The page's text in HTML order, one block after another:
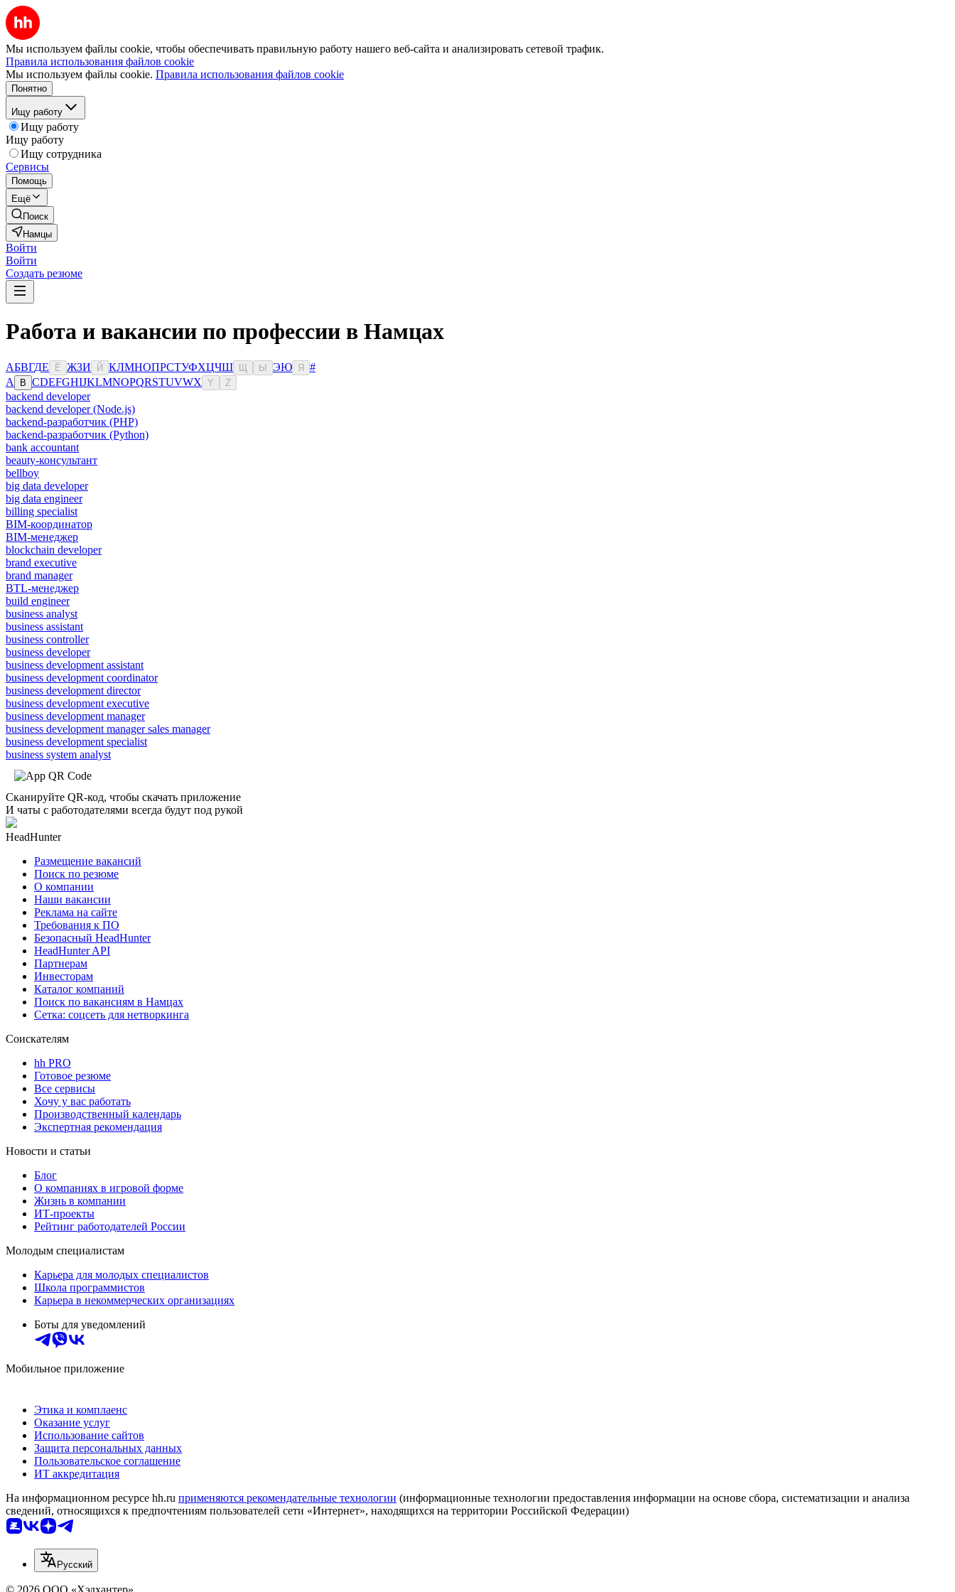
Мы используем файлы cookie, чтобы обеспечивать правильную работу нашего веб-сайта и анализировать сетевой трафик.
Правила использования файлов cookie
Мы используем файлы cookie. Правила использования файлов cookie
Понятно
Ищу работу
Ищу работу
Ищу работу
Ищу сотрудника
Сервисы
Помощь
Ещё
Поиск
Намцы
Войти
Войти
Создать резюме
Работа и вакансии по профессии в Намцах
АБВГДЕ Ё ЖЗИ Й КЛМНОПРСТУФХЦЧШ Ы ЭЮ Я
#
A
B CDEFGHIJKLMNOPQRSTUVWX Y Z
backend developer
backend developer (Node.js)
backend-разработчик (PHP)
backend-разработчик (Python)
bank accountant
beauty-консультант
bellboy
big data developer
big data engineer
billing specialist
BIM-координатор
BIM-менеджер
blockchain developer
brand executive
brand manager
BTL-менеджер
build engineer
business analyst
business assistant
business controller
business developer
business development assistant
business development coordinator
business development director
business development executive
business development manager
business development manager sales manager
business development specialist
business system analyst
Сканируйте QR-код, чтобы скачать приложение
И чаты с работодателями всегда будут под рукой
HeadHunter
Размещение вакансий
Поиск по резюме
О компании
Наши вакансии
Реклама на сайте
Требования к ПО
Безопасный HeadHunter
HeadHunter API
Партнерам
Инвесторам
Каталог компаний
Поиск по вакансиям в Намцах
Сетка: соцсеть для нетворкинга
Соискателям
hh PRO
Готовое резюме
Все сервисы
Хочу у вас работать
Производственный календарь
Экспертная рекомендация
Новости и статьи
Блог
О компаниях в игровой форме
Жизнь в компании
ИТ-проекты
Рейтинг работодателей России
Молодым специалистам
Карьера для молодых специалистов
Школа программистов
Карьера в некоммерческих организациях
Боты для уведомлений
Мобильное приложение
Этика и комплаенс
Оказание услуг
Использование сайтов
Защита персональных данных
Пользовательское соглашение
ИТ аккредитация
На информационном ресурсе hh.ru применяются рекомендательные технологии (информационные технологии предоставления информации на основе сбора, систематизации и анализа
сведений, относящихся к предпочтениям пользователей сети «Интернет», находящихся на территории Российской Федерации)
Русский
© 2026 ООО «Хэдхантер»